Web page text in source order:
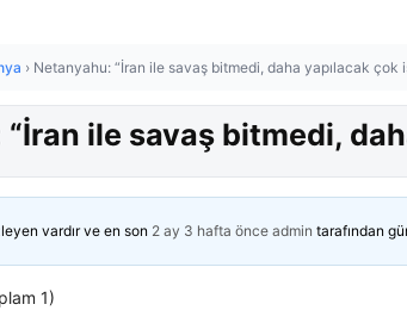
› Netanyahu: “İran ile savaş bitmedi, daha yapılacak çok
ile savaş bitmedi,
vardır ve en son 2 ay 3 hafta önce admin tarafından
1)